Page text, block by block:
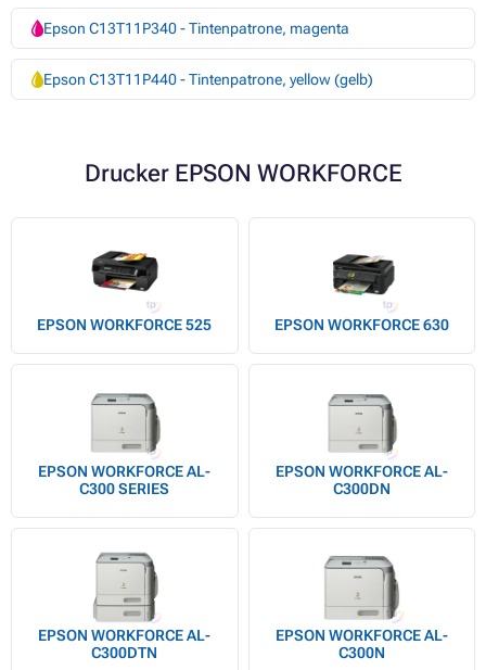
Epson C13T11P340 - Tintenpatrone, magenta
Epson C13T11P440 - Tintenpatrone, yellow (gelb)
Drucker EPSON WORKFORCE
EPSON WORKFORCE 525 EPSON WORKFORCE 630
EPSON WORKFORCE AL-
C300 SERIES
EPSON WORKFORCE AL-
C300DN
EPSON WORKFORCE AL-
C300DTN
EPSON WORKFORCE AL-
C300N